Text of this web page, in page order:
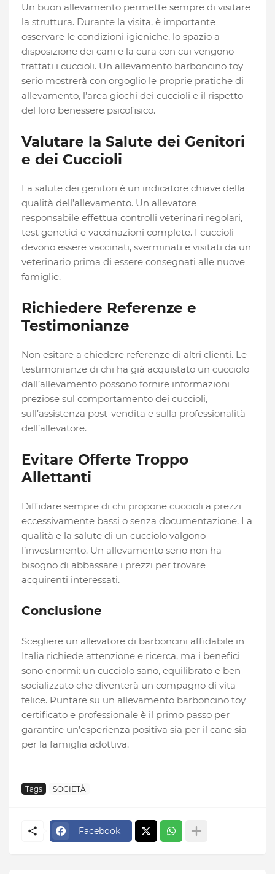
Un buon allevamento permette sempre di visitare
la struttura. Durante la visita, è importante
osservare le condizioni igieniche, lo spazio a
disposizione dei cani e la cura con cui vengono
trattati i cuccioli. Un allevamento barboncino toy
serio mostrerà con orgoglio le proprie pratiche di
allevamento, l’area giochi dei cuccioli e il rispetto
del loro benessere psicofisico.
Valutare la Salute dei Genitori
e dei Cuccioli
La salute dei genitori è un indicatore chiave della
qualità dell’allevamento. Un allevatore
responsabile effettua controlli veterinari regolari,
test genetici e vaccinazioni complete. I cuccioli
devono essere vaccinati, sverminati e visitati da un
veterinario prima di essere consegnati alle nuove
famiglie.
Richiedere Referenze e
Testimonianze
Non esitare a chiedere referenze di altri clienti. Le
testimonianze di chi ha già acquistato un cucciolo
dall’allevamento possono fornire informazioni
preziose sul comportamento dei cuccioli,
sull’assistenza post-vendita e sulla professionalità
dell’allevatore.
Evitare Offerte Troppo
Allettanti
Diffidare sempre di chi propone cuccioli a prezzi
eccessivamente bassi o senza documentazione. La
qualità e la salute di un cucciolo valgono
l’investimento. Un allevamento serio non ha
bisogno di abbassare i prezzi per trovare
acquirenti interessati.
Conclusione
Scegliere un allevatore di barboncini affidabile in
Italia richiede attenzione e ricerca, ma i benefici
sono enormi: un cucciolo sano, equilibrato e ben
socializzato che diventerà un compagno di vita
felice. Puntare su un allevamento barboncino toy
certificato e professionale è il primo passo per
garantire un’esperienza positiva sia per il cane sia
per la famiglia adottiva.
Tags SOCIETÀ
Facebook